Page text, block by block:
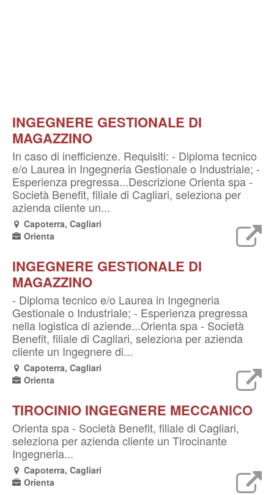
INGEGNERE GESTIONALE DI
MAGAZZINO
In caso di inefficienze. Requisiti: - Diploma tecnico
e/o Laurea in Ingegneria Gestionale o Industriale; -
Esperienza pregressa...Descrizione Orienta spa -
Società Benefit, filiale di Cagliari, seleziona per
azienda cliente un...
Capoterra, Cagliari
Orienta
INGEGNERE GESTIONALE DI
MAGAZZINO
- Diploma tecnico e/o Laurea in Ingegneria
Gestionale o Industriale; - Esperienza pregressa
nella logistica di aziende...Orienta spa - Società
Benefit, filiale di Cagliari, seleziona per azienda
cliente un Ingegnere di...
Capoterra, Cagliari
Orienta
TIROCINIO INGEGNERE MECCANICO
Orienta spa - Società Benefit, filiale di Cagliari,
seleziona per azienda cliente un Tirocinante
Ingegneria...
Capoterra, Cagliari
Orienta